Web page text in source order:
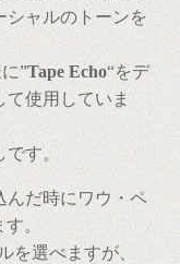
シャルのトーンを
”Tape Echo“をデ
使用していま
す。
んだ時にワウ・ペ
。
を選べますが、